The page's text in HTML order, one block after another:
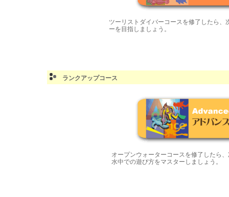
ツーリストダイバーコースを修了したら
ーを目指しましょう。
ランクアップコース
オープンウォーターコースを修了したら
水中での遊び方をマスターしましょう。